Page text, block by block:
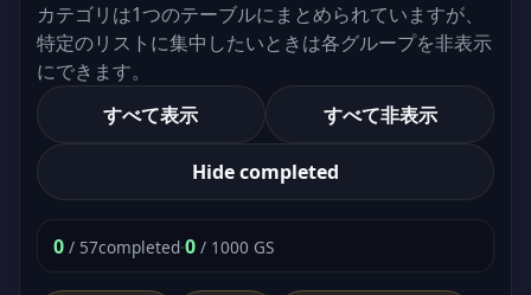
カテゴリは1つのテーブルにまとめられていますが、
特定のリストに集中したいときは各グループを非表示
にできます。
すべて表示
すべて非表示
Hide completed
0 / 57completed·0 / 1000 GS